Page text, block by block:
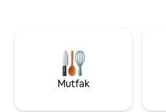
Mutfak